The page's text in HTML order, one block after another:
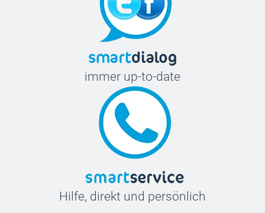
immer up-to-date
Hilfe, direkt und persönlich